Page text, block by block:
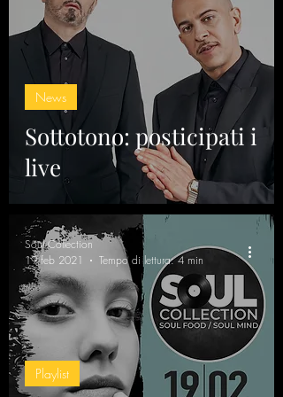
Sottotono: posticipati i
live
News
Playlist
Soul Collection
19 feb 2021
Tempo di lettura: 4 min